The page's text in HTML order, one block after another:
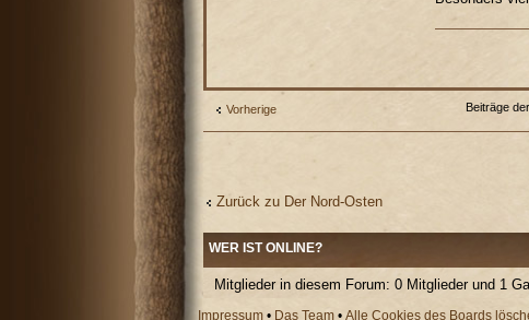
Vorherige Beiträge
Zurück zu Der Nord-Osten
WER IST ONLINE?
Mitglieder in diesem Forum: 0 Mitglieder und 1
Impressum • Das Team •Alle Cookies des Boards